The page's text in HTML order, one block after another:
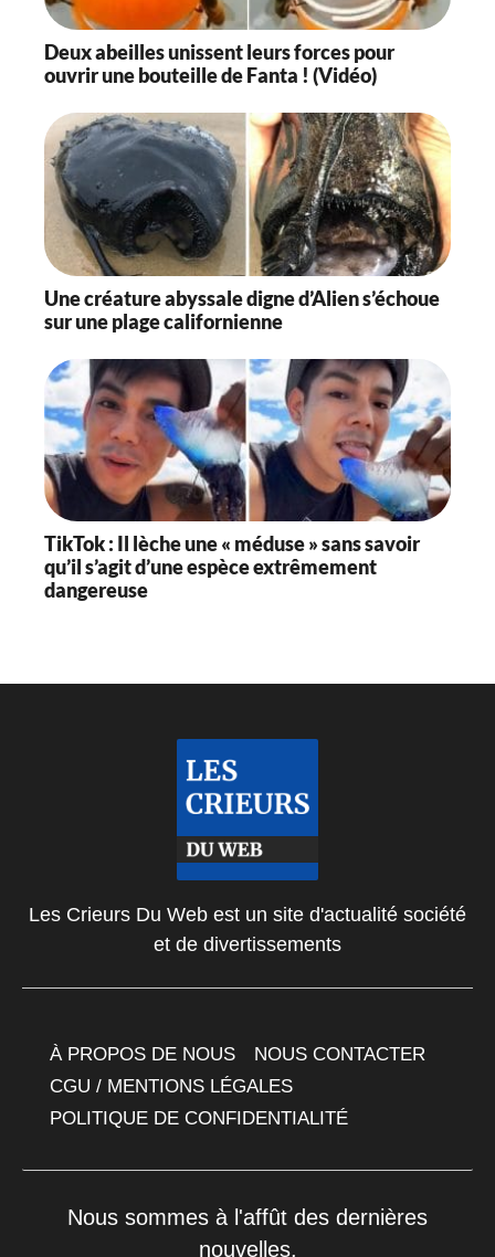
Deux abeilles unissent leurs forces pour
ouvrir une bouteille de Fanta ! (Vidéo)
Une créature abyssale digne d’Alien s’échoue
sur une plage californienne
TikTok : Il lèche une « méduse » sans savoir
qu’il s’agit d’une espèce extrêmement
dangereuse
Les Crieurs Du Web est un site d'actualité société
et de divertissements
À PROPOS DE NOUS
NOUS CONTACTER
CGU / MENTIONS LÉGALES
POLITIQUE DE CONFIDENTIALITÉ
Nous sommes à l'affût des dernières
nouvelles.